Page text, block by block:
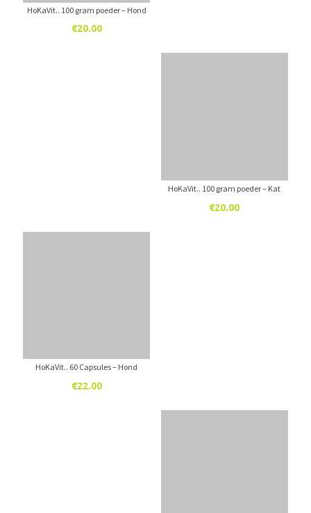
HoKaVit.. 100 gram poeder – Hond
€20.00
HoKaVit.. 100 gram poeder – Kat
€20.00
HoKaVit.. 60 Capsules – Hond
€22.00